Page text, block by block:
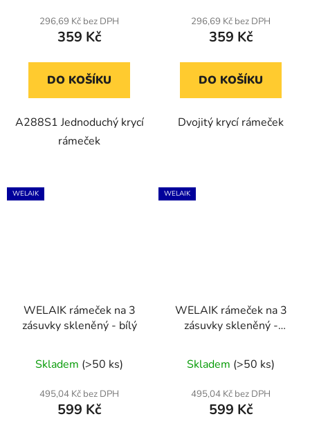
296,69 Kč bez DPH
359 Kč
DO KOŠÍKU
A288S1 Jednoduchý krycí
rámeček
296,69 Kč bez DPH
359 Kč
DO KOŠÍKU
Dvojitý krycí rámeček
WELAIK
WELAIK rámeček na 3
zásuvky skleněný - bílý
Skladem (>50 ks)
495,04 Kč bez DPH
599 Kč
WELAIK
WELAIK rámeček na 3
zásuvky skleněný -
Skladem (>50 ks)
495,04 Kč bez DPH
599 Kč